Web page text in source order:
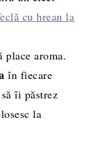
cu hrean la
place aroma.
în fiecare
îi păstrez
la